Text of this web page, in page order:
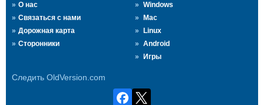
О нас
Связаться с нами
Дорожная карта
Сторонники
Windows
Mac
Linux
Android
Игры
Следить OldVersion.com